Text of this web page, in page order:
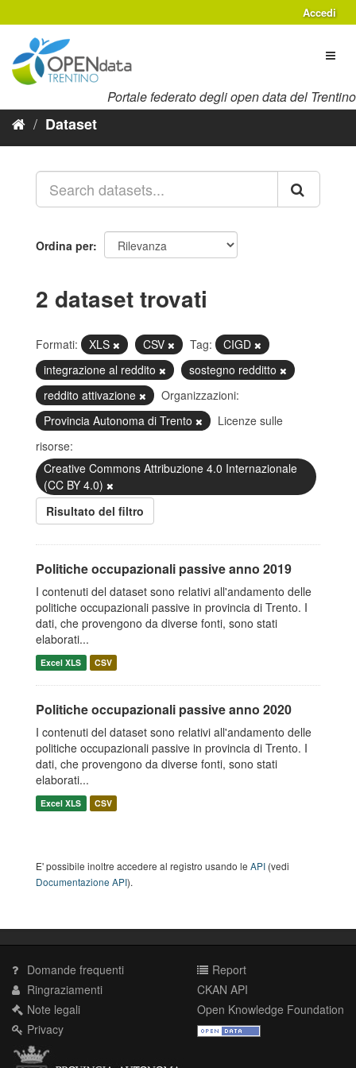
al
contenuto
Accedi
Portale federato degli open data del Trentino
Dataset
Ordina per
2 dataset trovati
Formati: XLS CSV Tag:
CIGD
integrazione al reddito
sostegno redditto
reddito attivazione
Organizzazioni:
Provincia Autonoma di Trento
Licenze sulle
risorse:
Creative Commons Attribuzione 4.0 Internazionale
(CC BY 4.0)
Risultato del filtro
Politiche occupazionali passive anno 2019
I contenuti del dataset sono relativi all'andamento delle
politiche occupazionali passive in provincia di Trento. I
dati, che provengono da diverse fonti, sono stati
elaborati...
Excel XLS CSV
Politiche occupazionali passive anno 2020
I contenuti del dataset sono relativi all'andamento delle
politiche occupazionali passive in provincia di Trento. I
dati, che provengono da diverse fonti, sono stati
elaborati...
Excel XLS CSV
E' possibile inoltre accedere al registro usando le API (vedi
Documentazione API).
Domande frequenti
Ringraziamenti
Note legali
Privacy
Report
CKAN API
Open Knowledge Foundation